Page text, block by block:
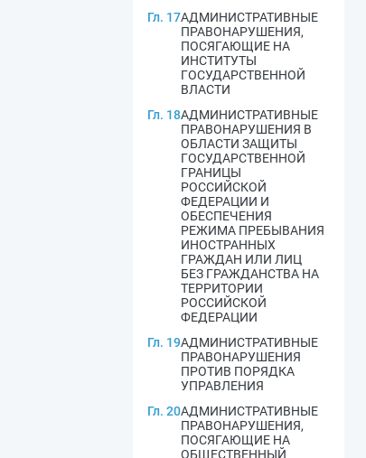
Гл. 17АДМИНИСТРАТИВНЫЕ
ПРАВОНАРУШЕНИЯ,
ПОСЯГАЮЩИЕ НА
ИНСТИТУТЫ
ГОСУДАРСТВЕННОЙ
ВЛАСТИ
Гл. 18АДМИНИСТРАТИВНЫЕ
ПРАВОНАРУШЕНИЯ В
ОБЛАСТИ ЗАЩИТЫ
ГОСУДАРСТВЕННОЙ
ГРАНИЦЫ
РОССИЙСКОЙ
ФЕДЕРАЦИИ И
ОБЕСПЕЧЕНИЯ
РЕЖИМА ПРЕБЫВАНИЯ
ИНОСТРАННЫХ
ГРАЖДАН ИЛИ ЛИЦ
БЕЗ ГРАЖДАНСТВА НА
ТЕРРИТОРИИ
РОССИЙСКОЙ
ФЕДЕРАЦИИ
Гл. 19АДМИНИСТРАТИВНЫЕ
ПРАВОНАРУШЕНИЯ
ПРОТИВ ПОРЯДКА
УПРАВЛЕНИЯ
Гл. 20АДМИНИСТРАТИВНЫЕ
ПРАВОНАРУШЕНИЯ,
ПОСЯГАЮЩИЕ НА
ОБЩЕСТВЕННЫЙ